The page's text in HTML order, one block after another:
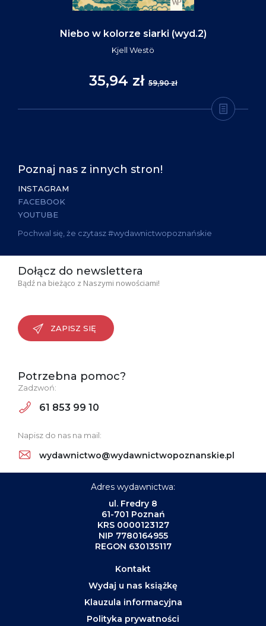
Niebo w kolorze siarki (wyd.2)
Kjell Westö
35,94 zł 59,90 zł
Poznaj nas z innych stron!
INSTAGRAM
FACEBOOK
YOUTUBE
Pochwal się, że czytasz #wydawnictwopoznańskie
Dołącz do newslettera
Bądź na bieżąco z Naszymi nowościami!
ZAPISZ SIĘ
Potrzebna pomoc?
Zadzwoń:
61 853 99 10
Napisz do nas na mail:
wydawnictwo@wydawnictwopoznanskie.pl
Adres wydawnictwa:
ul. Fredry 8
61-701 Poznań
KRS 0000123127
NIP 7780164955
REGON 630135117
Kontakt
Wydaj u nas książkę
Klauzula informacyjna
Polityka prywatności